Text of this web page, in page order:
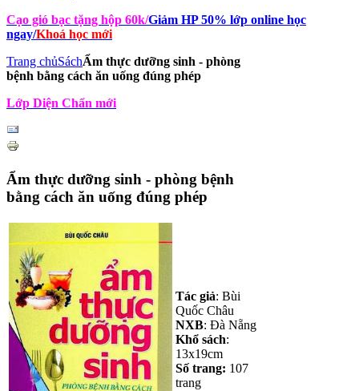
Cạo gió bạc tặng hộp 60k/Giảm HP 50% lớp online học
ngay/Khoá học mới
Trang chủSáchẨm thực dưỡng sinh - phòng
bệnh bằng cách ăn uống đúng phép
Lớp Diện Chẩn mới
Ẩm thực dưỡng sinh - phòng bệnh
bằng cách ăn uống đúng phép
Tác giả: Bùi
Quốc Châu
NXB: Đà Nẵng
Khổ sách:
13x19cm
Số trang: 107
trang